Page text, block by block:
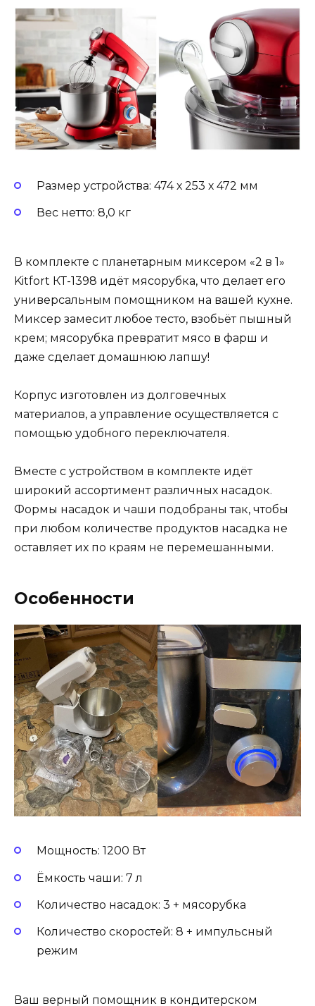
Размер устройства: 474 х 253 х 472 мм
Вес нетто: 8,0 кг
В комплекте с планетарным миксером «2 в 1»
Kitfort КТ-1398 идёт мясорубка, что делает его
универсальным помощником на вашей кухне.
Миксер замесит любое тесто, взобьёт пышный
крем; мясорубка превратит мясо в фарш и
даже сделает домашнюю лапшу!
Корпус изготовлен из долговечных
материалов, а управление осуществляется с
помощью удобного переключателя.
Вместе с устройством в комплекте идёт
широкий ассортимент различных насадок.
Формы насадок и чаши подобраны так, чтобы
при любом количестве продуктов насадка не
оставляет их по краям не перемешанными.
Особенности
Мощность: 1200 Вт
Ёмкость чаши: 7 л
Количество насадок: 3 + мясорубка
Количество скоростей: 8 + импульсный
режим
Ваш верный помощник в кондитерском